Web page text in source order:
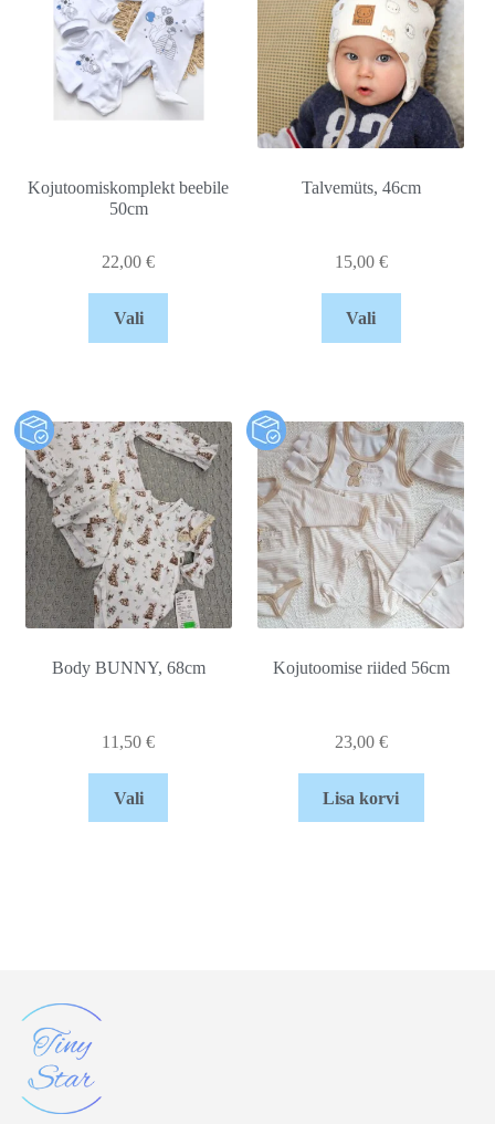
Kojutoomiskomplekt beebile
50cm
22,00€
Vali
Talvemüts, 46cm
15,00 €
Vali
Body BUNNY, 68cm
11,50€
Vali
Kojutoomise riided 56cm
23,00 €
Lisa korvi